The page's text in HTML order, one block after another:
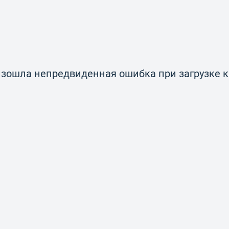
непредвиденная ошибка при загрузке